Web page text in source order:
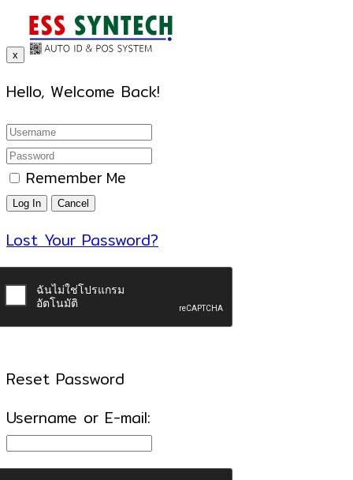
x
Hello, Welcome Back!
Remember Me
Lost Your Password?
Reset Password
Username or E-mail: